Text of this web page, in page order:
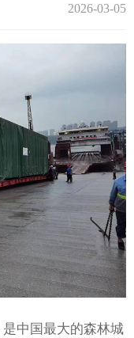
2026-03-05
中国最大的森林城